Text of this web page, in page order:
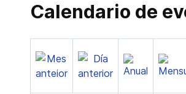
Calendario de